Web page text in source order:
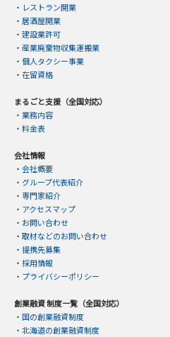
・ レストラン開業
・ 居酒屋開業
・ 建設業許可
・ 産業廃棄物収集運搬業
・ 個人タクシー事業
・ 在留資格
まるごと支援（全国対応）
・ 業務内容
・ 料金表
会社情報
・ 会社概要
・ グループ代表紹介
・ 専門家紹介
・ アクセスマップ
・ お問い合わせ
・ 取材などのお問い合わせ
・ 提携先募集
・ 採用情報
・ プライバシーポリシー
創業融資 制度一覧（全国対応）
・ 国の創業融資制度
・ 北海道の創業融資制度